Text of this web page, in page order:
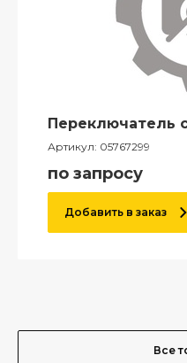
Переключатель
Артикул: 05767299
по запросу
Добавить в заказ
Все